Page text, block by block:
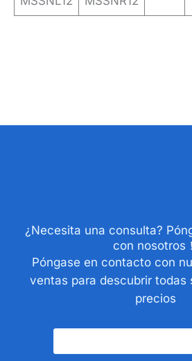
¿Necesita una consulta?
con nosotros！
Póngase en contacto con
ventas para descubrir todas
precios